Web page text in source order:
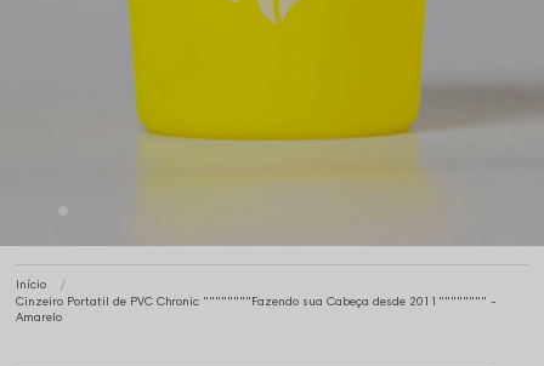
Início
Cinzeiro Portatil de PVC Chronic """"""""Fazendo sua Cabeça desde 2011"""""""" -
Amarelo